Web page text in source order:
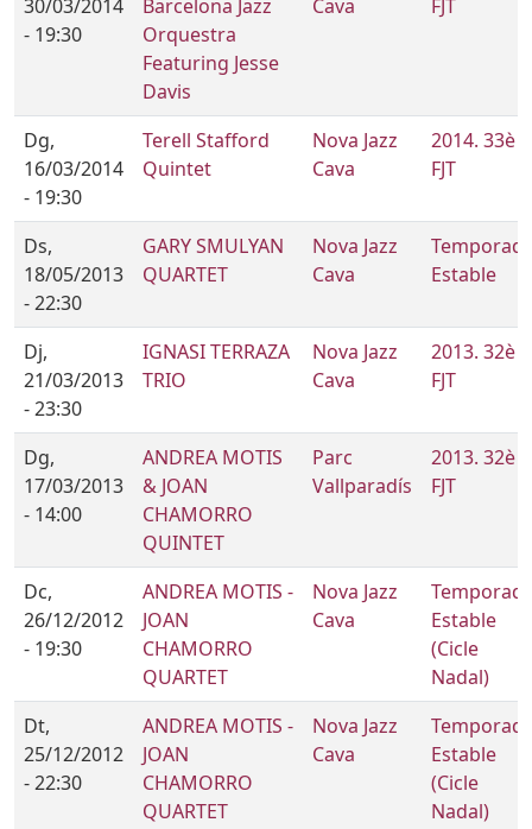
30/03/2014
- 19:30
Barcelona Jazz
Orquestra
Featuring Jesse
Davis
Cava
FJT
Dg,
16/03/2014
- 19:30
Terell Stafford
Quintet
Nova Jazz
Cava
2014. 33è
FJT
Ds,
18/05/2013
- 22:30
GARY SMULYAN
QUARTET
Nova Jazz
Cava
Estable
Dj,
21/03/2013
- 23:30
IGNASI TERRAZA
TRIO
Nova Jazz
Cava
2013. 32è
FJT
Dg,
17/03/2013
- 14:00
ANDREA MOTIS
& JOAN
CHAMORRO
QUINTET
Parc
Vallparadís
2013. 32è
FJT
Dc,
26/12/2012
- 19:30
ANDREA MOTIS -
JOAN
CHAMORRO
QUARTET
Nova Jazz
Cava
Estable
(Cicle
Nadal)
Dt,
25/12/2012
- 22:30
ANDREA MOTIS -
JOAN
CHAMORRO
QUARTET
Nova Jazz
Cava
Estable
(Cicle
Nadal)